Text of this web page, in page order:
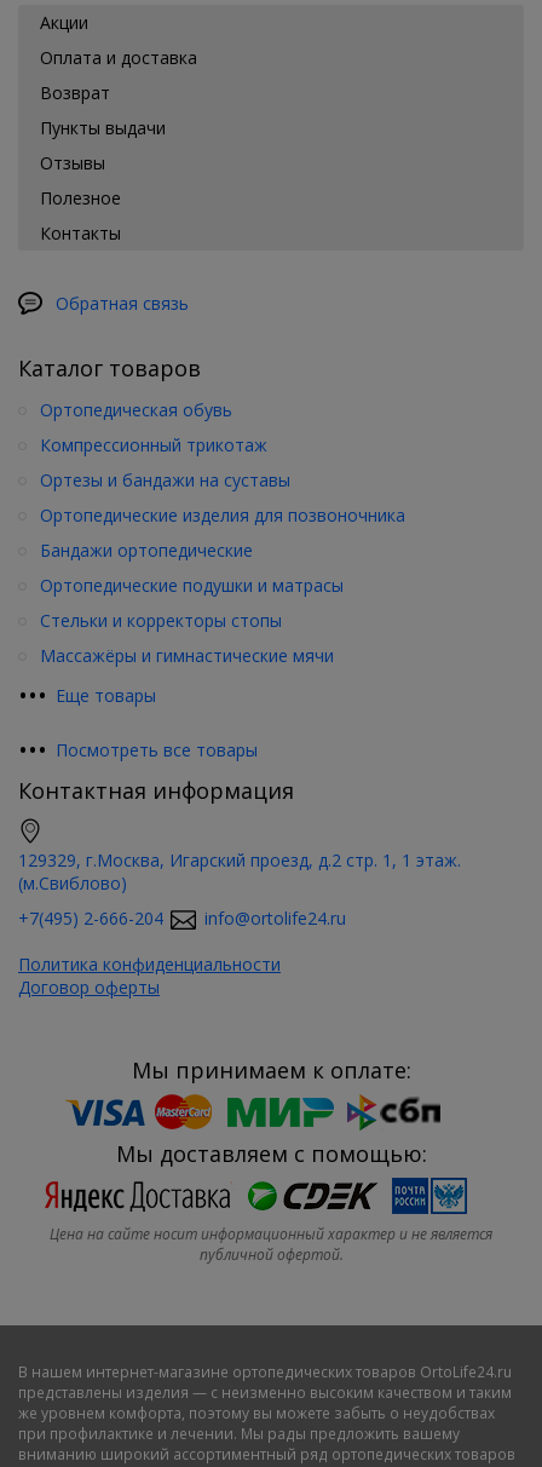
Акции
Оплата и доставка
Возврат
Пункты выдачи
Отзывы
Полезное
Контакты
Обратная связь
Каталог товаров
••• Еще товары
Ортопедическая обувь
Компрессионный трикотаж
Ортезы и бандажи на суставы
Ортопедические изделия для позвоночника
Бандажи ортопедические
Ортопедические подушки и матрасы
Стельки и корректоры стопы
Массажёры и гимнастические мячи
••• Посмотреть все товары
Контактная информация
129329, г.Москва, Игарский проезд, д.2 стр. 1, 1 этаж.
(м.Свиблово)
+7(495) 2-666-204
info@ortolife24.ru
Политика конфиденциальности
Договор оферты
Мы принимаем к оплате:
Мы доставляем с помощью:
Цена на сайте носит информационный характер и не является
публичной офертой.
В нашем интернет-магазине ортопедических товаров OrtoLife24.ru
представлены изделия — с неизменно высоким качеством и таким
же уровнем комфорта, поэтому вы можете забыть о неудобствах
при профилактике и лечении. Мы рады предложить вашему
вниманию широкий ассортиментный ряд ортопедических товаров